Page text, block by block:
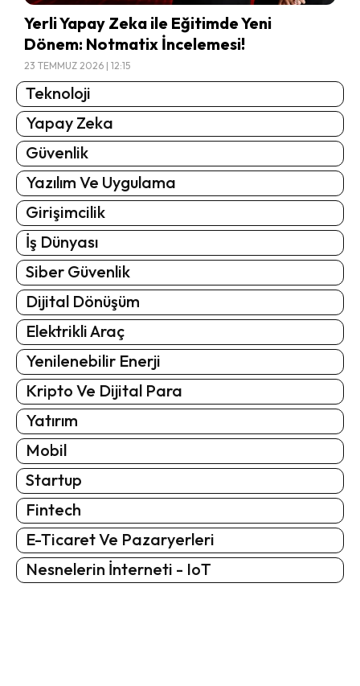
Yerli Yapay Zeka ile Eğitimde Yeni
Dönem: Notmatix İncelemesi!
23 TEMMUZ 2026 | 12:15
Teknoloji
Yapay Zeka
Güvenlik
Yazılım Ve Uygulama
Girişimcilik
İş Dünyası
Siber Güvenlik
Dijital Dönüşüm
Elektrikli Araç
Yenilenebilir Enerji
Kripto Ve Dijital Para
Yatırım
Mobil
Startup
Fintech
E-Ticaret Ve Pazaryerleri
Nesnelerin İnterneti - IoT